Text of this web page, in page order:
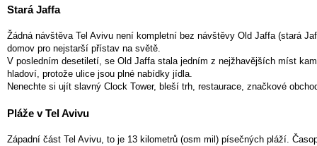
Stará Jaffa
Žádná návštěva Tel Avivu není kompletní bez návštěvy Old Jaffa (stará
domov pro nejstarší přístav na světě.
V posledním desetiletí, se Old Jaffa stala jedním z nejžhavějších míst
hladoví, protože ulice jsou plné nabídky jídla.
Nenechte si ujít slavný Clock Tower, bleší trh, restaurace, značkové
Pláže v Tel Avivu
Západní část Tel Avivu, to je 13 kilometrů (osm mil) písečných pláží.